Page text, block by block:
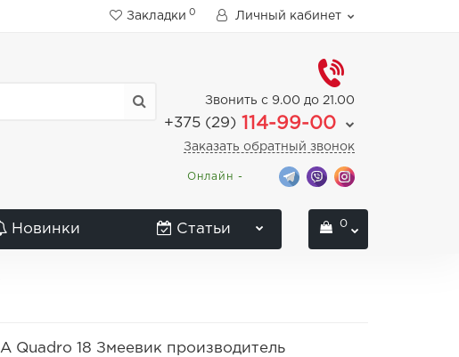
Закладки 0 Личный кабинет
Звонить с 9.00 до 21.00
+375 (29) 114-99-00
Заказать обратный звонок
Онлайн -
Новинки Статьи 0
Quadro 18 Змеевик производитель